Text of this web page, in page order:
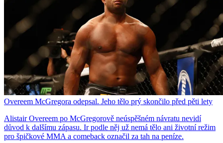
Overeem McGregora odepsal. Jeho tělo prý skončilo před pěti lety
Alistair Overeem po McGregorově neúspěšném návratu nevidí
důvod k dalšímu zápasu. Ir podle něj už nemá tělo ani životní režim
pro špičkové MMA a comeback označil za tah na peníze.